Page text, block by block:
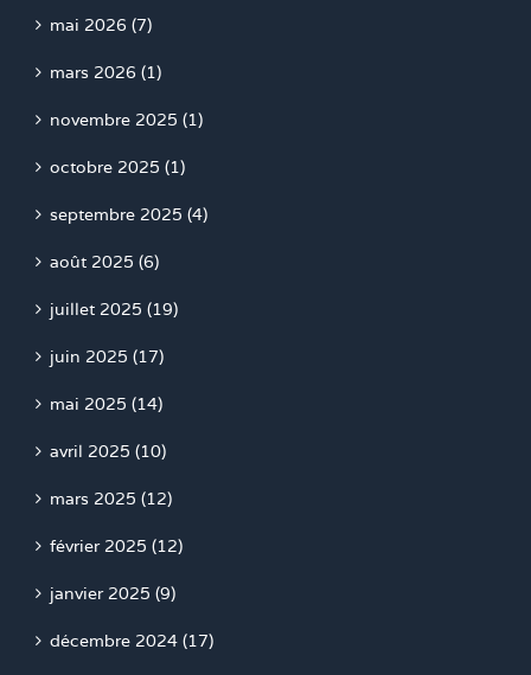
mai 2026 (7)
mars 2026 (1)
novembre 2025 (1)
octobre 2025 (1)
septembre 2025 (4)
août 2025 (6)
juillet 2025 (19)
juin 2025 (17)
mai 2025 (14)
avril 2025 (10)
mars 2025 (12)
février 2025 (12)
janvier 2025 (9)
décembre 2024 (17)